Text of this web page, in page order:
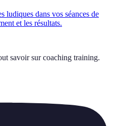
ludiques dans vos séances de
et les résultats.
savoir sur coaching training.